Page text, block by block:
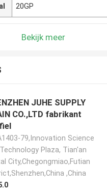
20GP
Bekijk meer
JUHE SUPPLY
CO.,LTD fabrikant
79,Innovation Science
Plaza, Tian'an
City,Chegongmiao,Futian
,China